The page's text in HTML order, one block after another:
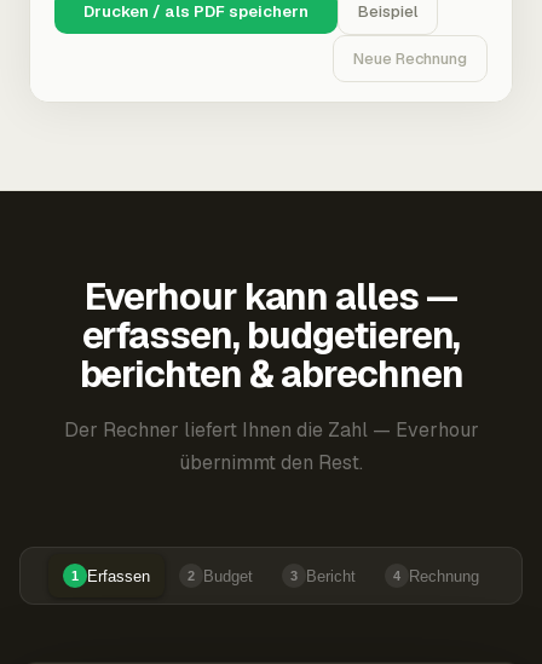
Drucken / als PDF speichern Beispiel
Neue Rechnung
Everhour kann alles —
erfassen, budgetieren,
berichten & abrechnen
Der Rechner liefert Ihnen die Zahl — Everhour
übernimmt den Rest.
1 Erfassen 2 Budget 3 Bericht 4 Rechnung